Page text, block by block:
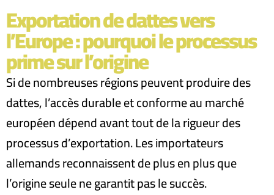
Exportation de dattes vers
l’Europe : pourquoi le processus
prime sur l’origine
Si de nombreuses régions peuvent produire des
dattes, l’accès durable et conforme au marché
européen dépend avant tout de la rigueur des
processus d’exportation. Les importateurs
allemands reconnaissent de plus en plus que
l’origine seule ne garantit pas le succès.